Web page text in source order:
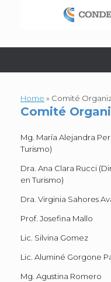
Home » Comité
Comité
Mg. María Alejandra
Turismo)
Dra. Ana Clara Rucci
en Turismo)
Dra. Virginia Sahores
Prof. Josefina Mallo
Lic. Silvina Gomez
Lic. Aluminé Gorgone
Mg. Agustina Romero